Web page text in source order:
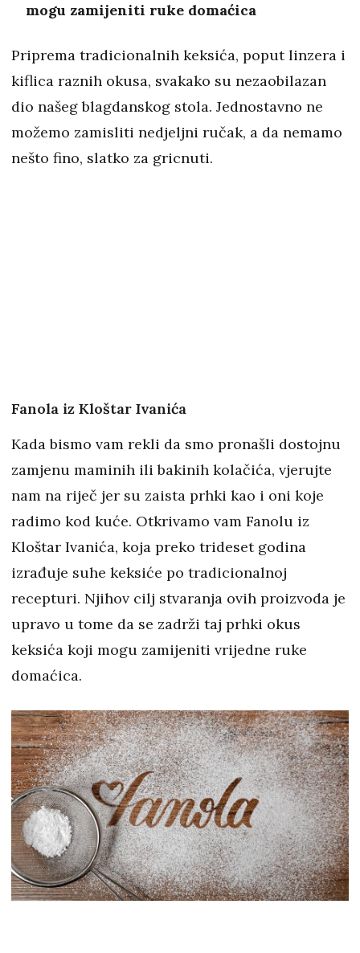
mogu zamijeniti ruke domaćica
Priprema tradicionalnih keksića, poput linzera i
kiflica raznih okusa, svakako su nezaobilazan
dio našeg blagdanskog stola. Jednostavno ne
možemo zamisliti nedjeljni ručak, a da nemamo
nešto fino, slatko za gricnuti.
Fanola iz Kloštar Ivanića
Kada bismo vam rekli da smo pronašli dostojnu
zamjenu maminih ili bakinih kolačića, vjerujte
nam na riječ jer su zaista prhki kao i oni koje
radimo kod kuće. Otkrivamo vam Fanolu iz
Kloštar Ivanića, koja preko trideset godina
izrađuje suhe keksiće po tradicionalnoj
recepturi. Njihov cilj stvaranja ovih proizvoda je
upravo u tome da se zadrži taj prhki okus
keksića koji mogu zamijeniti vrijedne ruke
domaćica.